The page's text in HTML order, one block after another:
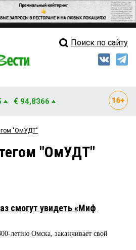
Свежий выпуск
Рейтинги
Поиск по сайту
€ 94,8366
"ОмУДТ"
"ОмУДТ"
смогут увидеть «Миф
летию Омска, заканчивает свой